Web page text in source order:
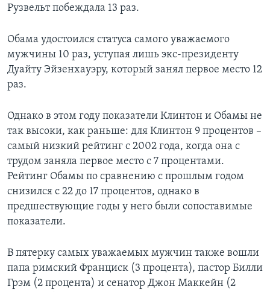
Рузвельт побеждала 13 раз.
Обама удостоился статуса самого уважаемого
мужчины 10 раз, уступая лишь экс-президенту
Дуайту Эйзенхауэру, который занял первое место 12
раз.
Однако в этом году показатели Клинтон и Обамы не
так высоки, как раньше: для Клинтон 9 процентов –
самый низкий рейтинг с 2002 года, когда она с
трудом заняла первое место с 7 процентами.
Рейтинг Обамы по сравнению с прошлым годом
снизился с 22 до 17 процентов, однако в
предшествующие годы у него были сопоставимые
показатели.
В пятерку самых уважаемых мужчин также вошли
папа римский Франциск (3 процента), пастор Билли
Грэм (2 процента) и сенатор Джон Маккейн (2